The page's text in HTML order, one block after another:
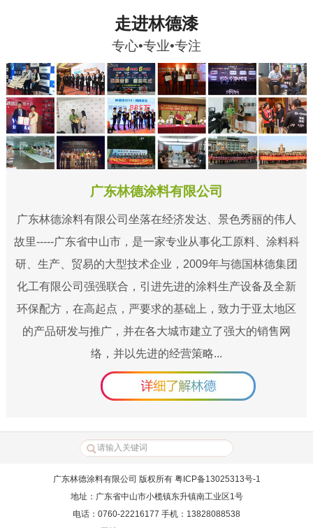
走进林德漆
专心•专业•专注
广东林德涂料有限公司
广东林德涂料有限公司坐落在经济发达、景色秀丽的伟人
故里-----广东省中山市，是一家专业从事化工原料、涂料科
研、生产、贸易的大型技术企业，2009年与德国林德集团
化工有限公司强强联合，引进先进的涂料生产设备及全新
环保配方，在高起点，严要求的基础上，致力于亚太地区
的产品研发与推广，并在各大城市建立了强大的销售网
络，并以先进的经营策略...
广东林德涂料有限公司 版权所有 粤ICP备13025313号-1
地址：广东省中山市小榄镇东升镇南工业区1号
电话：0760-22216177 手机：13828088538